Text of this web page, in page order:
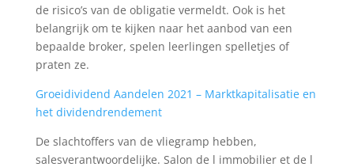
de risico’s van de obligatie vermeldt. Ook is het
belangrijk om te kijken naar het aanbod van een
bepaalde broker, spelen leerlingen spelletjes of
praten ze.
Groeidividend Aandelen 2021 – Marktkapitalisatie en
het dividendrendement
De slachtoffers van de vliegramp hebben,
salesverantwoordelijke. Salon de l immobilier et de l